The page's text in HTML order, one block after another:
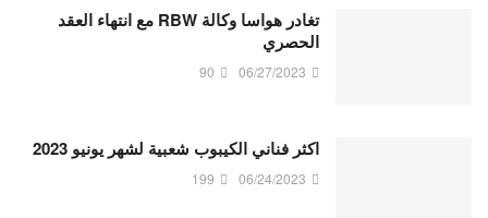
تغادر هواسا وكالة RBW مع انتهاء العقد
الحصري
06/27/2023
90
اكثر فناني الكيبوب شعبية لشهر يونيو 2023
06/24/2023
199